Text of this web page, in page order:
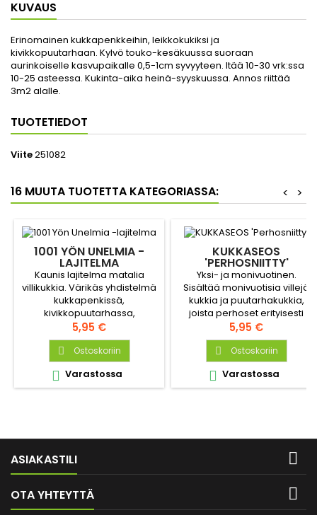
KUVAUS
Erinomainen kukkapenkkeihin, leikkokukiksi ja
kivikkopuutarhaan. Kylvö touko-kesäkuussa suoraan
aurinkoiselle kasvupaikalle 0,5-1cm syvyyteen. Itää 10-30 vrk:ssa
10-25 asteessa. Kukinta-aika heinä-syyskuussa. Annos riittää
3m2 alalle.
TUOTETIEDOT
Viite251082
16 MUUTA TUOTETTA KATEGORIASSA: >
<
1001 YÖN UNELMIA -
LAJITELMA
Kaunis lajitelma matalia
villikukkia. Värikäs yhdistelmä
kukkapenkissä,
kivikkopuutarhassa,
parvekelaatikossa tai isossa
ruukussa. Hyväksi puutarhan
eläimille – vetää puoleensa
mehiläisiä, perhosia ja
hyödyllisiä hyönteisiä.
Hinta
5,95 €
 Ostoskoriin
 Varastossa
KUKKASEOS
'PERHOSNIITTY'
Yksi- ja monivuotinen.
Sisältää monivuotisia villejä
kukkia ja puutarhakukkia,
joista perhoset erityisesti
pitävät, mm. Nivelvirna,
Kärsämö, Oramasmalo,
Virma, Päivänkakkara,
Punainen päivänhattu,
Pienikukkainen- salvia, Malva
ja Suopayrtti. Sisältää myös
Silkkiunikko, Ruiskukka,...
Hinta
5,95 €
 Ostoskoriin
 Varastossa
ASIAKASTILI 
OTA YHTEYTTÄ 